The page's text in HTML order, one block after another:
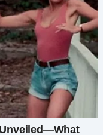
магазин и
арбуз.
выдолбили его,
и
Немного
мы создали
— с